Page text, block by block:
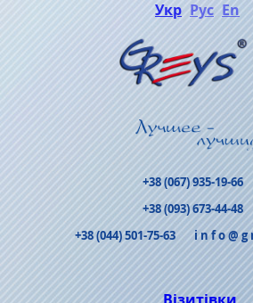
Укр Рус En
+38 (067) 935-19-66
+38 (093) 673-44-48
+38 (044) 501-75-63